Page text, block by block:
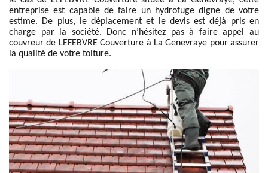
entreprise est capable de faire un hydrofuge digne de votre
estime. De plus, le déplacement et le devis est déjà pris en
charge par la société. Donc n’hésitez pas à faire appel au
couvreur de LEFEBVRE Couverture à La Genevraye pour assurer
la qualité de votre toiture.